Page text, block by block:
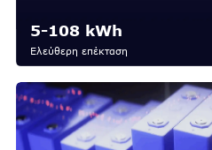
5-108 kWh
Ελεύθερη επέκταση